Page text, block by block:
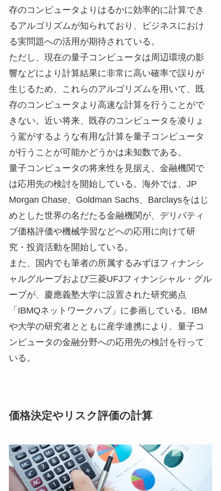
存のコンピュータよりはるかに効率的に計算でき
るアルゴリズムが知られており、ビジネスにおけ
る実問題への活用が期待されている。
ただし、現在の量子コンピュータは周辺環境の影
響などにより計算結果に非常に高い確率で誤りが
生じるため、これらのアルゴリズムを用いて、既
存のコンピュータより高速な計算を行うことがで
きない。近い将来、既存のコンピュータを凌りょ
う駕がするような有用な計算を量子コンピュータ
が行うことが可能かどうかは未知数である。
量子コンピュータの将来性を見据え、金融機関で
は応用先の検討を開始している。海外では、JP
Morgan Chase、Goldman Sachs、Barclaysをはじ
めとした世界の名だたる金融機関が、デリバティ
ブ価格評価や機械学習などへの応用に向けて研
究・投資活動を開始している。
また、国内でも筆者の所属するみずほフィナンシ
ャルグループおよび三菱UFJフィナンシャル・グル
ープが、慶應義塾大学に設置された研究拠点
「IBMQネットワークハブ」に参画している。IBM
や大学の研究者とともに産学連携により、量子コ
ンピュータの金融分野への応用先の検討を行って
いる。
価格決定やリスク評価の計算